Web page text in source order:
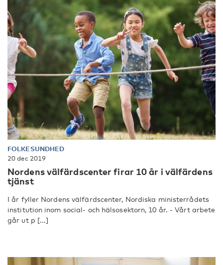
FOLKESUNDHED
20 dec 2019
Nordens välfärdscenter firar 10 år i välfärdens
tjänst
I år fyller Nordens välfärdscenter, Nordiska ministerrådets
institution inom social- och hälsosektorn, 10 år. - Vårt arbete
går ut p [...]